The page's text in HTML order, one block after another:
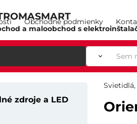
a maloobchod s
Obchodné podmienky
zdroje a LED